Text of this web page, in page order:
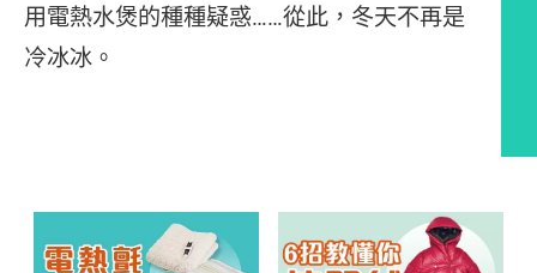
用電熱水煲的種種疑惑……從此，冬天不再是
冷冰冰。